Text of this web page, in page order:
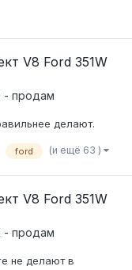
V8 Ford 351W
- продам
делают.
ford (и ещё 63 )
V8 Ford 351W
- продам
не делают в